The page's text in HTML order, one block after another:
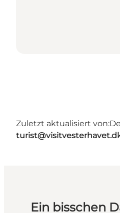
Zuletzt aktualisiert von:
Ein bisschen